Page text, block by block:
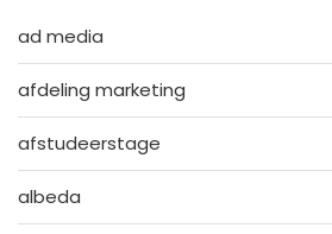
ad media
afdeling marketing
afstudeerstage
albeda